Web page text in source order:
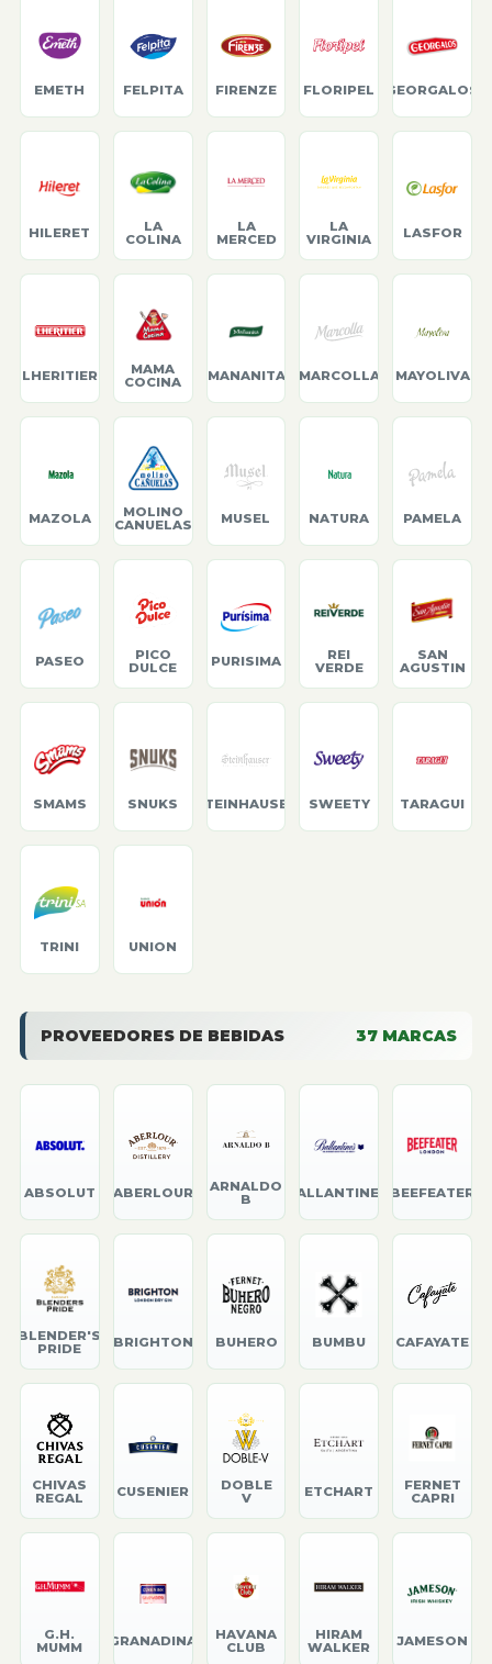
EMETH FELPITA FIRENZE FLORIPEL GEORGALOS
HILERET
LA
COLINA
LA
MERCED
LA
VIRGINIA
LASFOR
LHERITIER
MAMA
COCINA
MANANITA MARCOLLA MAYOLIVA
MAZOLA
MOLINO
CANUELAS
MUSEL NATURA PAMELA
PASEO
PICO
DULCE
PURISIMA
REI
VERDE
SAN
AGUSTIN
SMAMS SNUKS STEINHAUSER SWEETY TARAGUI
TRINI UNION
PROVEEDORES DE BEBIDAS 37 MARCAS
ABSOLUT ABERLOUR
ARNALDO
B
BALLANTINE'S BEEFEATER
BLENDER'S
PRIDE
BRIGHTON BUHERO BUMBU CAFAYATE
CHIVAS
REGAL
CUSENIER
DOBLE
V
ETCHART
FERNET
CAPRI
G.H.
MUMM
GRANADINA
HAVANA
CLUB
HIRAM
WALKER
JAMESON